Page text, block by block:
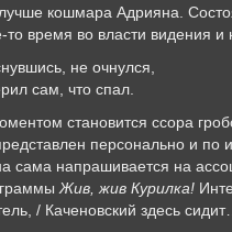
кошмара Адрияна.
время во власти видения и
не очнулся,
сам, что спал.
становится ссора
персонально и по
сама напрашивается на
Жив, жив Курилка!
/ Каченовский здесь